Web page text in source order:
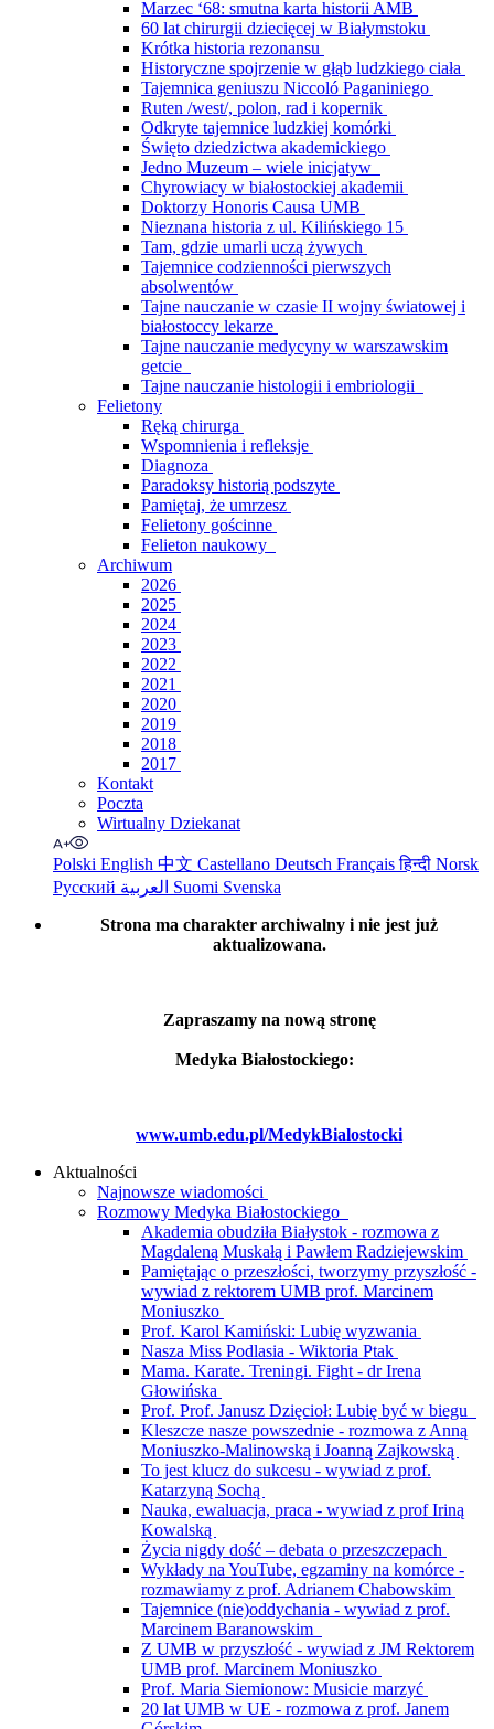
Marzec ‘68: smutna karta historii AMB
60 lat chirurgii dziecięcej w Białymstoku
Krótka historia rezonansu
Historyczne spojrzenie w głąb ludzkiego ciała
Tajemnica geniuszu Niccoló Paganiniego
Ruten /west/, polon, rad i kopernik
Odkryte tajemnice ludzkiej komórki
Święto dziedzictwa akademickiego
Jedno Muzeum – wiele inicjatyw
Chyrowiacy w białostockiej akademii
Doktorzy Honoris Causa UMB
Nieznana historia z ul. Kilińskiego 15
Tam, gdzie umarli uczą żywych
Tajemnice codzienności pierwszych
absolwentów
Tajne nauczanie w czasie II wojny światowej i
białostoccy lekarze
Tajne nauczanie medycyny w warszawskim
getcie
Tajne nauczanie histologii i embriologii
Felietony
Ręką chirurga
Wspomnienia i refleksje
Diagnoza
Paradoksy historią podszyte
Pamiętaj, że umrzesz
Felietony gościnne
Felieton naukowy
Archiwum
2026
2025
2024
2023
2022
2021
2020
2019
2018
2017
Kontakt
Poczta
Wirtualny Dziekanat
Polski English 中文 Castellano Deutsch Françaisहिन्दी Norsk
Русский
Suomi Svenska
Strona ma charakter archiwalny i nie jest już
aktualizowana.
Zapraszamy na nową stronę
Medyka Białostockiego:
www.umb.edu.pl/MedykBialostocki
Aktualności
Najnowsze wiadomości
Rozmowy Medyka Białostockiego
Akademia obudziła Białystok - rozmowa z
Magdaleną Muskałą i Pawłem Radziejewskim
Pamiętając o przeszłości, tworzymy przyszłość -
wywiad z rektorem UMB prof. Marcinem
Moniuszko
Prof. Karol Kamiński: Lubię wyzwania
Nasza Miss Podlasia - Wiktoria Ptak
Mama. Karate. Treningi. Fight - dr Irena
Głowińska
Prof. Prof. Janusz Dzięcioł: Lubię być w biegu
Kleszcze nasze powszednie - rozmowa z Anną
Moniuszko-Malinowską i Joanną Zajkowską
To jest klucz do sukcesu - wywiad z prof.
Katarzyną Sochą
Nauka, ewaluacja, praca - wywiad z prof Iriną
Kowalską
Życia nigdy dość – debata o przeszczepach
Wykłady na YouTube, egzaminy na komórce -
rozmawiamy z prof. Adrianem Chabowskim
Tajemnice (nie)oddychania - wywiad z prof.
Marcinem Baranowskim
Z UMB w przyszłość - wywiad z JM Rektorem
UMB prof. Marcinem Moniuszko
Prof. Maria Siemionow: Musicie marzyć
20 lat UMB w UE - rozmowa z prof. Janem